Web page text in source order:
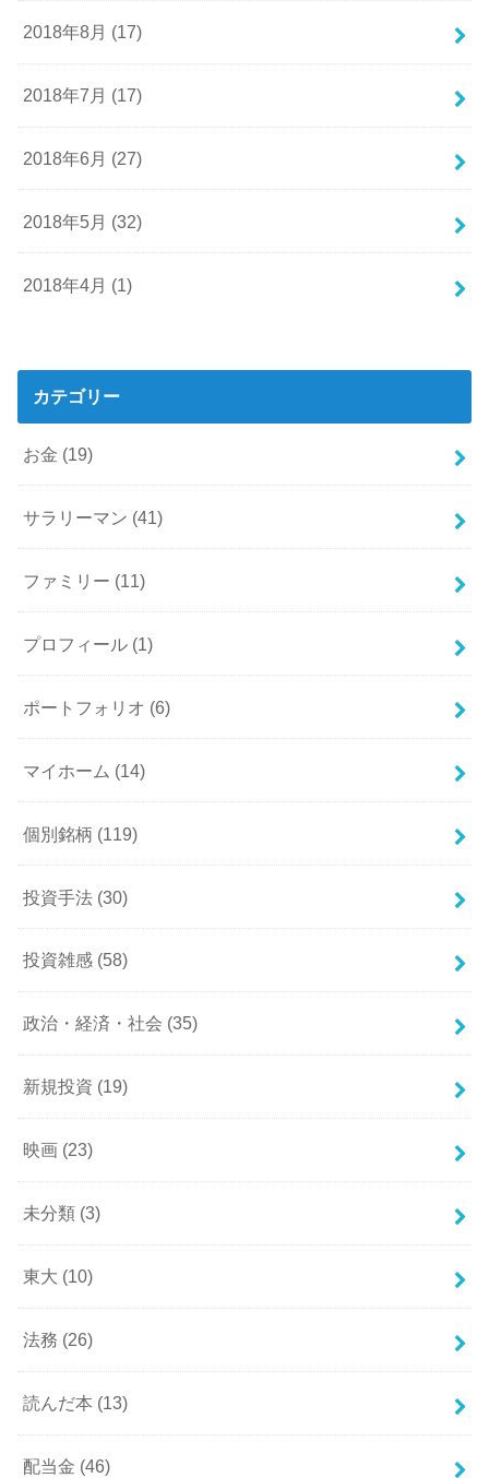
2018年8月 (17)
2018年7月 (17)
2018年6月 (27)
2018年5月 (32)
2018年4月 (1)
カテゴリー
お金 (19)
サラリーマン (41)
ファミリー (11)
プロフィール (1)
ポートフォリオ (6)
マイホーム (14)
個別銘柄 (119)
投資手法 (30)
投資雑感 (58)
政治・経済・社会 (35)
新規投資 (19)
映画 (23)
未分類 (3)
東大 (10)
法務 (26)
読んだ本 (13)
配当金 (46)